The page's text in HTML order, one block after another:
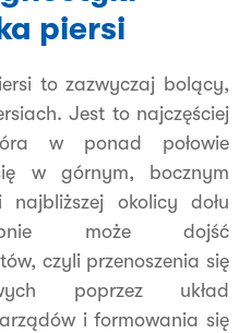
piersi
to zazwyczaj bolący,
Jest to najczęściej
w ponad połowie
w górnym, bocznym
okolicy dołu
może dojść
czyli przenoszenia się
poprzez układ
i formowania się